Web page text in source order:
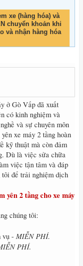
xe (hàng hóa) và
chuyển khoản khi
và nhận hàng hóa
ở Gò Vấp đã xuất
có kinh nghiệm và
và sự chuyên môn
xe máy 2 tầng hoàn
kỹ thuật mà còn đảm
Dù là việc sửa chữa
việc tận tâm và đáp
tôi để trải nghiệm dịch
yên 2 tầng cho xe máy
chúng tôi:
vụ - MIỄN PHÍ.
PHÍ.